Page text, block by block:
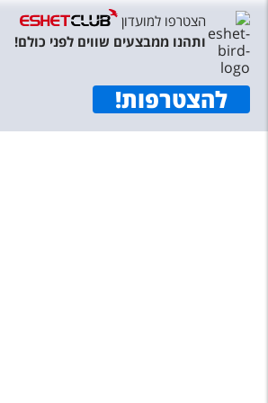
טיסות לחו"ל
מלונות בחו"ל
קרוז
הצטרפו למועדון
ותהנו ממבצעים שווים לפני כולם!
להצטרפות!